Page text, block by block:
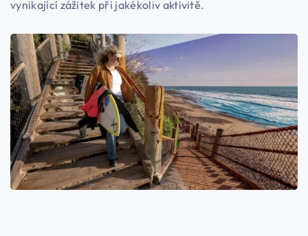
vynikající zážitek při jakékoliv aktivitě.